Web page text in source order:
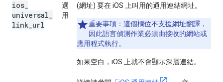
ios
universal
link url
選
用
(網址) 要在 iOS 上叫用的通用連結網址。
重要事項： 這個欄位不支援網址翻譯，
因此語言偵測作業必須由接收的網站或
應用程式執行。
如果空白，iOS 上就不會顯示深層連結。